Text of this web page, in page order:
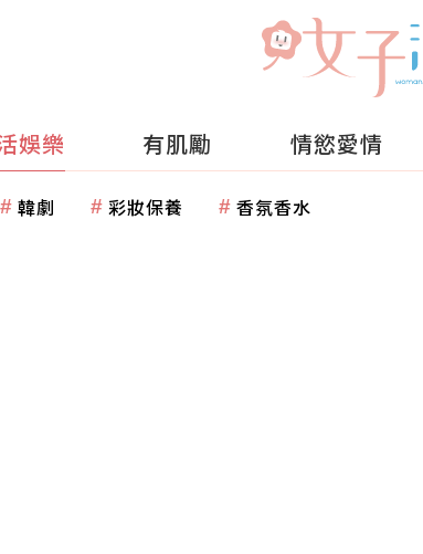
娛樂 有肌勵 情慾愛情
韓劇 彩妝保養 香氛香水